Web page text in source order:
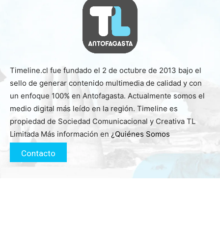
Timeline.cl fue fundado el 2 de octubre de 2013 bajo el
sello de generar contenido multimedia de calidad y con
un enfoque 100% en Antofagasta. Actualmente somos el
medio digital más leído en la región. Timeline es
propiedad de Sociedad Comunicacional y Creativa TL
Limitada Más información en ¿Quiénes Somos
Contacto